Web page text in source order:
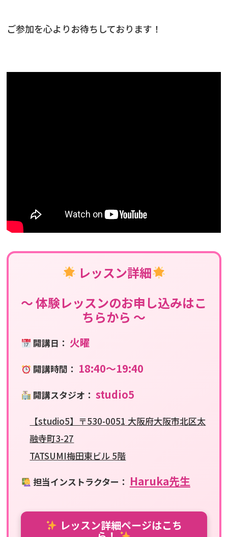
ご参加を心よりお待ちしております！
レッスン詳細
〜 体験レッスンのお申し込みはこ
ちらから 〜
開講日： 火曜
開講時間： 18:40〜19:40
開講スタジオ： studio5
【studio5】〒530-0051 大阪府大阪市北区太
融寺町3-27
TATSUMI梅田東ビル 5階
担当インストラクター： Haruka先生
レッスン詳細ページはこち